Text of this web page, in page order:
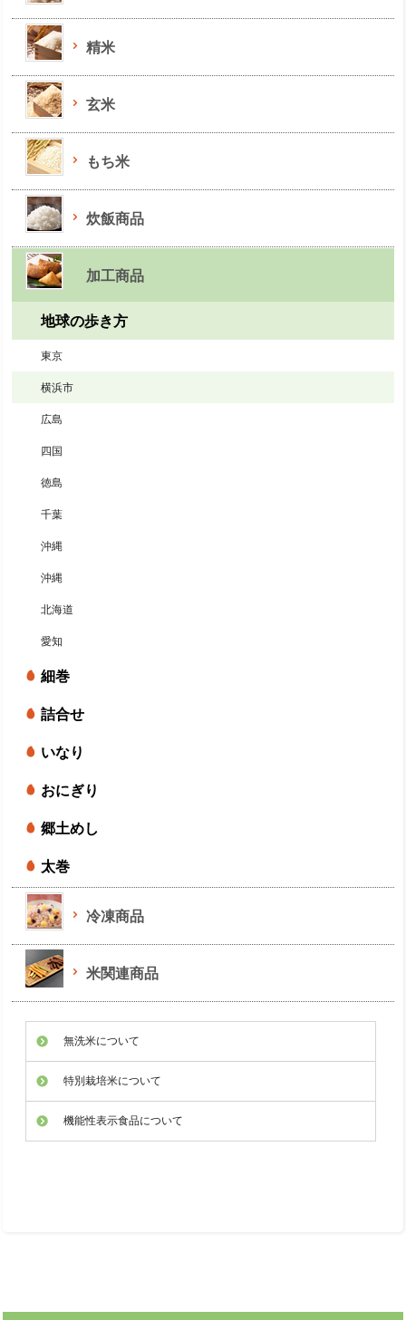
精米
玄米
もち米
炊飯商品
加工商品
地球の歩き方
東京
横浜市
広島
四国
徳島
千葉
沖縄
沖縄
北海道
愛知
細巻
詰合せ
いなり
おにぎり
郷土めし
太巻
冷凍商品
米関連商品
無洗米について
特別栽培米について
機能性表示食品について